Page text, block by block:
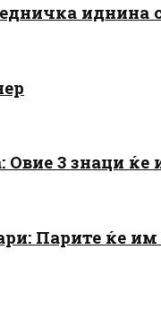
иднина
3 знаци ќе
Парите ќе